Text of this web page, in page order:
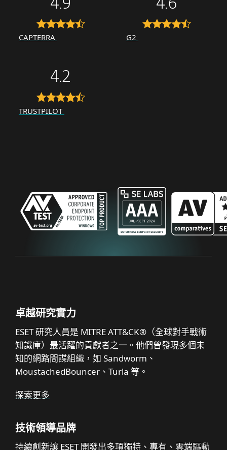
4.9
CAPTERRA
4.6
G2
4.2
TRUSTPILOT
卓越研究實力
ESET 研究人員是 MITRE ATT&CK®（全球對手戰術
知識庫）最活躍的貢獻者之一。他們曾發現多個未
知的網路間諜組織，如 Sandworm、
MoustachedBouncer、Turla 等。
探索更多
技術領導品牌
持續創新讓 ESET 開發出多項獨特、專有、雲端驅動